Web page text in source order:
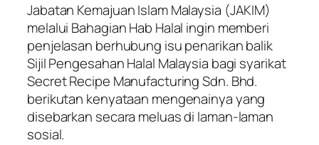
Jabatan Kemajuan Islam Malaysia (JAKIM)
melalui Bahagian Hab Halal ingin memberi
penjelasan berhubung isu penarikan balik
Sijil Pengesahan Halal Malaysia bagi syarikat
Secret Recipe Manufacturing Sdn. Bhd.
berikutan kenyataan mengenainya yang
disebarkan secara meluas di laman-laman
sosial.